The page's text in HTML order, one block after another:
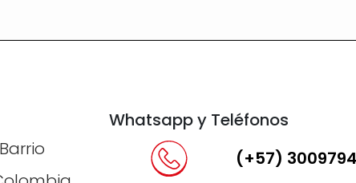
Whatsapp y Teléfonos
(+57)